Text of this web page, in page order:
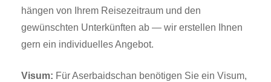
hängen von Ihrem Reisezeitraum und den
gewünschten Unterkünften ab — wir erstellen Ihnen
gern ein individuelles Angebot.
Visum: Für Aserbaidschan benötigen Sie ein Visum,